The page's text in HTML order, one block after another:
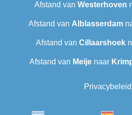
Afstand van Westerhoven
Afstand van Alblasserdam
Afstand van Cillaarshoek
Afstand van Meijenaar
Privacybeleid